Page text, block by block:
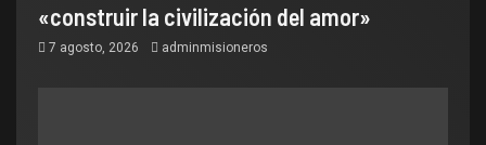
«construir la civilización del amor»
7 agosto, 2026 adminmisioneros